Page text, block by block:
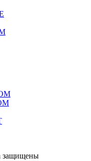
защищены